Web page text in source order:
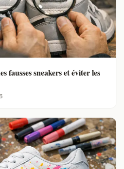
fausses sneakers et éviter les